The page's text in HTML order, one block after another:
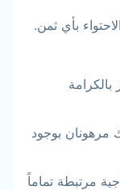
بأي ثمن.
مرهونان بوجود
مرتبطة تماماً